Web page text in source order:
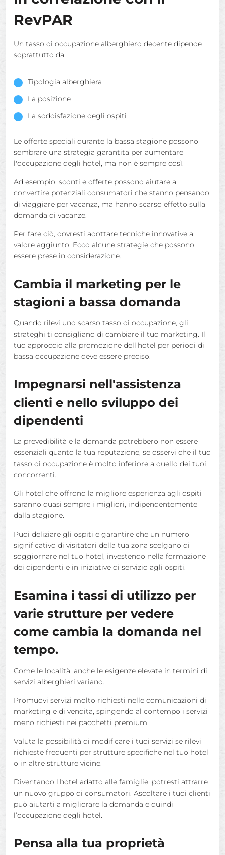
RevPAR
Un tasso di occupazione alberghiero decente dipende
soprattutto da:
Tipologia alberghiera
La posizione
La soddisfazione degli ospiti
Le offerte speciali durante la bassa stagione possono
sembrare una strategia garantita per aumentare
l'occupazione degli hotel, ma non è sempre così.
Ad esempio, sconti e offerte possono aiutare a
convertire potenziali consumatori che stanno pensando
di viaggiare per vacanza, ma hanno scarso effetto sulla
domanda di vacanze.
Per fare ciò, dovresti adottare tecniche innovative a
valore aggiunto. Ecco alcune strategie che possono
essere prese in considerazione.
Cambia il marketing per le
stagioni a bassa domanda
Quando rilevi uno scarso tasso di occupazione, gli
strateghi ti consigliano di cambiare il tuo marketing. Il
tuo approccio alla promozione dell'hotel per periodi di
bassa occupazione deve essere preciso.
Impegnarsi nell'assistenza
clienti e nello sviluppo dei
dipendenti
La prevedibilità e la domanda potrebbero non essere
essenziali quanto la tua reputazione, se osservi che il tuo
tasso di occupazione è molto inferiore a quello dei tuoi
concorrenti.
Gli hotel che offrono la migliore esperienza agli ospiti
saranno quasi sempre i migliori, indipendentemente
dalla stagione.
Puoi deliziare gli ospiti e garantire che un numero
significativo di visitatori della tua zona scelgano di
soggiornare nel tuo hotel, investendo nella formazione
dei dipendenti e in iniziative di servizio agli ospiti.
Esamina i tassi di utilizzo per
varie strutture per vedere
come cambia la domanda nel
tempo.
Come le località, anche le esigenze elevate in termini di
servizi alberghieri variano.
Promuovi servizi molto richiesti nelle comunicazioni di
marketing e di vendita, spingendo al contempo i servizi
meno richiesti nei pacchetti premium.
Valuta la possibilità di modificare i tuoi servizi se rilevi
richieste frequenti per strutture specifiche nel tuo hotel
o in altre strutture vicine.
Diventando l'hotel adatto alle famiglie, potresti attrarre
un nuovo gruppo di consumatori. Ascoltare i tuoi clienti
può aiutarti a migliorare la domanda e quindi
l’occupazione degli hotel.
Pensa alla tua proprietà